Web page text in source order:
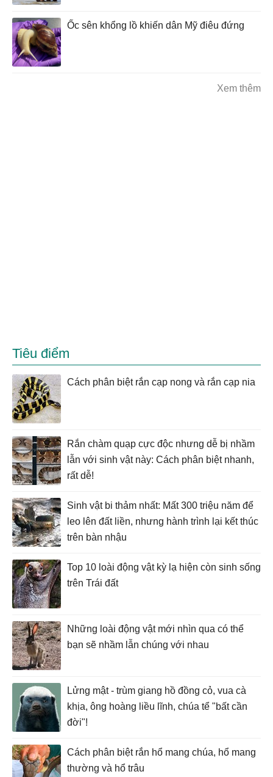
Ốc sên khổng lồ khiến dân Mỹ điêu đứng
Xem thêm
Tiêu điểm
Cách phân biệt rắn cạp nong và rắn cạp nia
Rắn chàm quạp cực độc nhưng dễ bị nhầm
lẫn với sinh vật này: Cách phân biệt nhanh,
rất dễ!
Sinh vật bi thảm nhất: Mất 300 triệu năm để
leo lên đất liền, nhưng hành trình lại kết thúc
trên bàn nhậu
Top 10 loài động vật kỳ lạ hiện còn sinh sống
trên Trái đất
Những loài động vật mới nhìn qua có thể
bạn sẽ nhầm lẫn chúng với nhau
Lửng mật - trùm giang hồ đồng cỏ, vua cà
khịa, ông hoàng liều lĩnh, chúa tể "bất cần
đời"!
Cách phân biệt rắn hổ mang chúa, hổ mang
thường và hổ trâu